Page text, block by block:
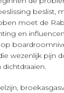
beslist,
moet de
en
wezenlijk pijn
dichtdraaien.